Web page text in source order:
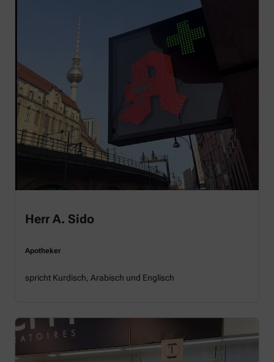
Herr A. Sido
Apotheker
spricht Kurdisch, Arabisch und Englisch